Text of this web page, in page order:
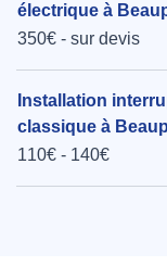
électrique à
350€ - sur devis
Installation
classique à
110€ - 140€